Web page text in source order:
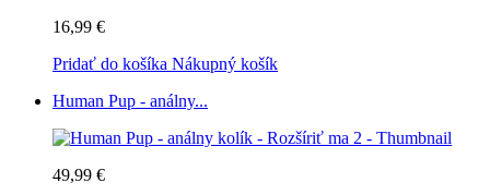
16,99 €
Pridať do košíka Nákupný košík
Human Pup - análny...
49,99 €